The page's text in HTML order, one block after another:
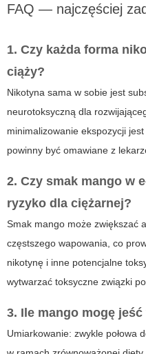
FAQ — najczęściej
1. Czy każda forma
ciąży?
Nikotyna sama w sobie jest
neurotoksyczną dla
minimalizowanie ekspozycji
powinny być omawiane z
2. Czy smak mango w
ryzyko dla ciężarnej?
Smak mango może zwiększać
częstszego wapowania, co
nikotynę i inne potencjalne
wytwarzać toksyczne związki
3. Ile mango mogę jeść
Umiarkowanie: zwykle połowa